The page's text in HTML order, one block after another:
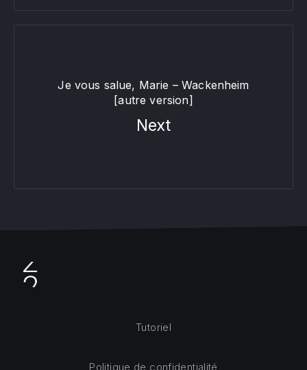
Je vous salue, Marie – Wackenheim
[autre version]
Next
Tutoriel
Politique de confidentialité